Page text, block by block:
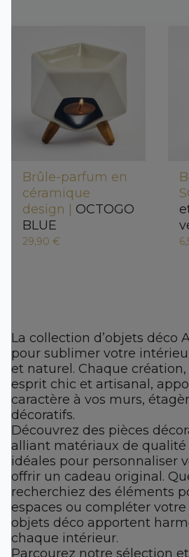
Brûle-parfum en
céramique
design | OCTOGO
BLUE
29,90 €
La collection d’objets déco
pour sublimer votre
et naturel. Chaque
esprit chic et artisanal,
caractère à vos murs,
décoratifs.
Découvrez des pièces
alliant matériaux de qualité
idéales pour personnaliser
offrir un cadeau original.
recherchiez des éléments
espaces ou compléter
objets déco apportent
chaque intérieur.
Parcourez notre sélection